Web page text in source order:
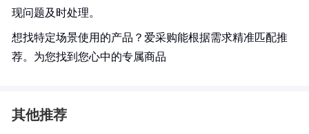
现问题及时处理。
想找特定场景使用的产品？爱采购能根据需求精准匹配推
荐。为您找到您心中的专属商品
其他推荐